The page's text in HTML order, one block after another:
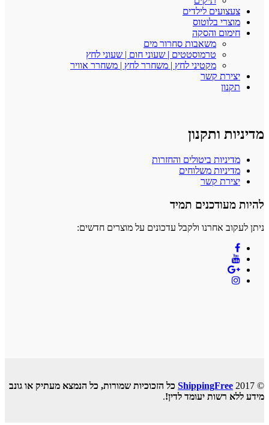
צעצועים לילדים
מוצרי בלוטוס
חימום והסקה
משאבות סחרור מים
טרמוסטטים | שעוני חום | שעוני לחץ
מקטיני לחץ | משחרר לחץ | משחרר אוויר
יצירת קשר
תקנון
מדיניות ותקנון
מדיניות ביטולים והחזרות
מדיניות משלוחים
יצירת קשר
להיות מעודכנים תמיד
ניתן לעקוב אחרנו ולקבל עדכונים על מוצרים חדשים:
© 2017
ShippingFree כל הזכוכיות שמורות, כל הנמצא מעתיק או גונב
מידע ללא רשות יעומד לדין!.